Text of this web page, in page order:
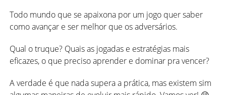
Mas o que há em comum entre as versões? Simples,
(ou ausência deles).
pontos, dependendo do conjunto utilizado, sendo o mais
Todo mundo que se apaixona por um jogo quer saber
como avançar e ser melhor que os adversários.
Qual o truque? Quais as jogadas e estratégias mais
eficazes, o que preciso aprender e dominar pra vencer?
A verdade é que nada supera a prática, mas existem sim